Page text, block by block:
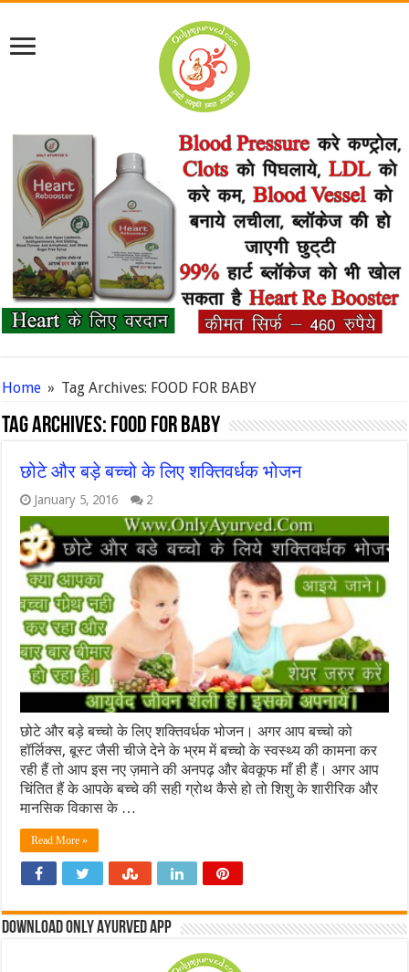
Home » Tag Archives: FOOD FOR BABY
Tag Archives: FOOD FOR BABY
छोटे और बड़े बच्चो के लिए शक्तिवर्धक भोजन
January 5, 2016 2
छोटे और बड़े बच्चो के लिए शक्तिवर्धक भोजन। अगर आप बच्चो को
हॉर्लिक्स, बूस्ट जैसी चीजे देने के भ्रम में बच्चो के स्वस्थ्य की कामना कर
रही हैं तो आप इस नए ज़माने की अनपढ़ और बेवकूफ माँ ही हैं। अगर आप
चिंतित हैं के आपके बच्चे की सही ग्रोथ कैसे हो तो शिशु के शारीरिक और
मानसिक विकास के …
Read More »
Download Only Ayurved App